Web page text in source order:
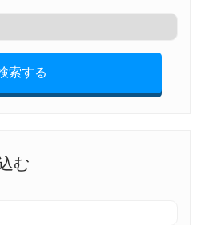
索する
む